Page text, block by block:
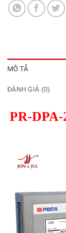
MÔ TẢ
ĐÁNH GIÁ (0)
PR-